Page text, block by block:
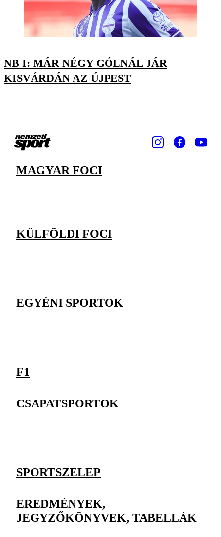
NB I: MÁR NÉGY GÓLNÁL JÁR
KISVÁRDÁN AZ ÚJPEST
MAGYAR FOCI
KÜLFÖLDI FOCI
EGYÉNI SPORTOK
F1
CSAPATSPORTOK
SPORTSZELEP
EREDMÉNYEK,
JEGYZŐKÖNYVEK, TABELLÁK